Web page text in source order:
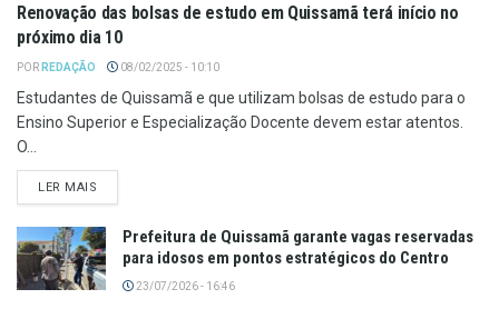
Renovação das bolsas de estudo em Quissamã terá início no
próximo dia 10
POR REDAÇÃO 08/02/2025 - 10:10
Estudantes de Quissamã e que utilizam bolsas de estudo para o
Ensino Superior e Especialização Docente devem estar atentos.
O...
LER MAIS
Prefeitura de Quissamã garante vagas reservadas
para idosos em pontos estratégicos do Centro
23/07/2026 - 16:46